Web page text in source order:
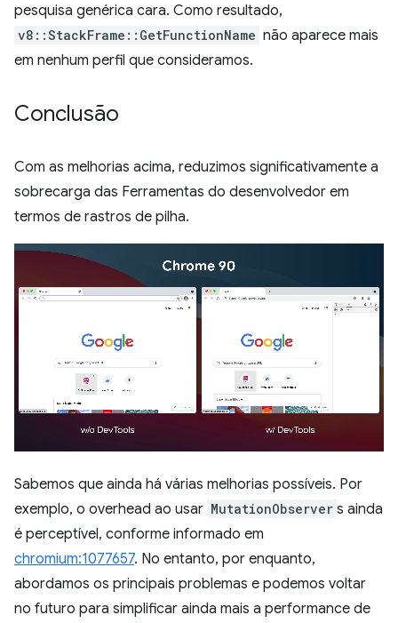
pesquisa genérica cara. Como resultado,
v8::StackFrame::GetFunctionName não aparece mais
em nenhum perfil que consideramos.
Conclusão
Com as melhorias acima, reduzimos significativamente a
sobrecarga das Ferramentas do desenvolvedor em
termos de rastros de pilha.
Sabemos que ainda há várias melhorias possíveis. Por
exemplo, o overhead ao usar MutationObserver s ainda
é perceptível, conforme informado em
chromium:1077657. No entanto, por enquanto,
abordamos os principais problemas e podemos voltar
no futuro para simplificar ainda mais a performance de